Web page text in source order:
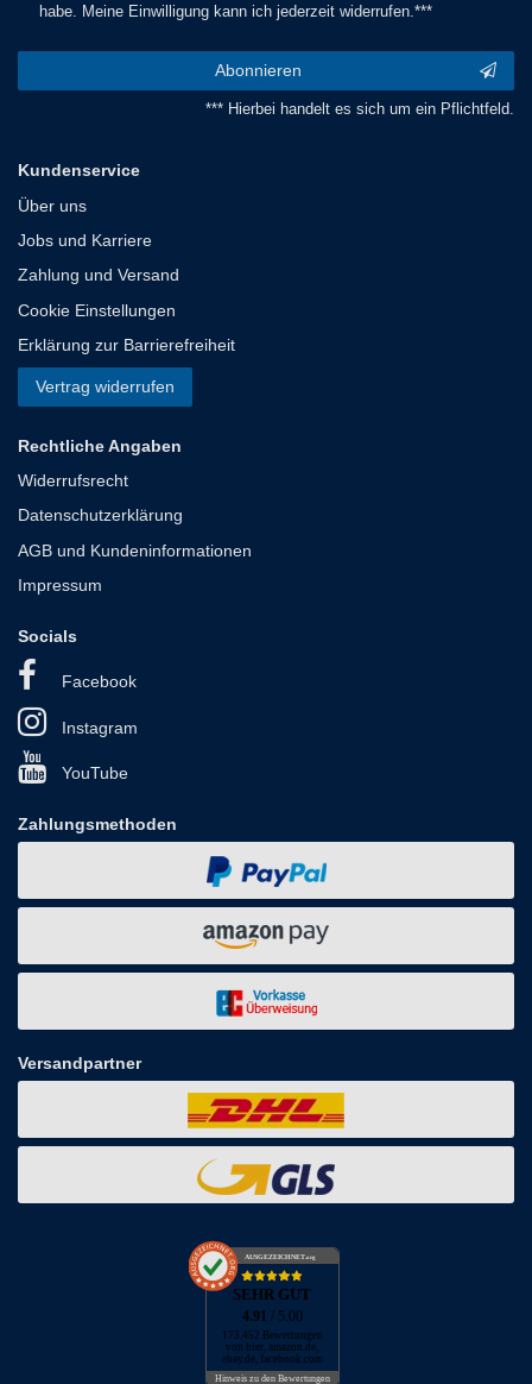
habe. Meine Einwilligung kann ich jederzeit widerrufen.***
Abonnieren
*** Hierbei handelt es sich um ein Pflichtfeld.
Kundenservice
Über uns
Jobs und Karriere
Zahlung und Versand
Cookie Einstellungen
Erklärung zur Barrierefreiheit
Vertrag widerrufen
Rechtliche Angaben
Widerrufsrecht
Datenschutzerklärung
AGB und Kundeninformationen
Impressum
Socials
Facebook
Instagram
YouTube
Zahlungsmethoden
Versandpartner
AUSGEZEICHNET.org
SEHR GUT
4.91 / 5.00
173.452 Bewertungen
von hier, amazon.de,
ebay.de, facebook.com
Hinweis zu den Bewertungen